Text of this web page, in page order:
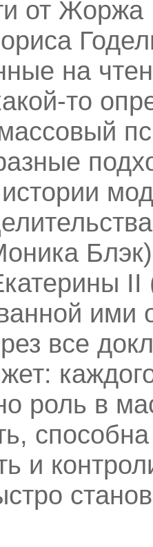
от
на
то
ими
все
роль в
и